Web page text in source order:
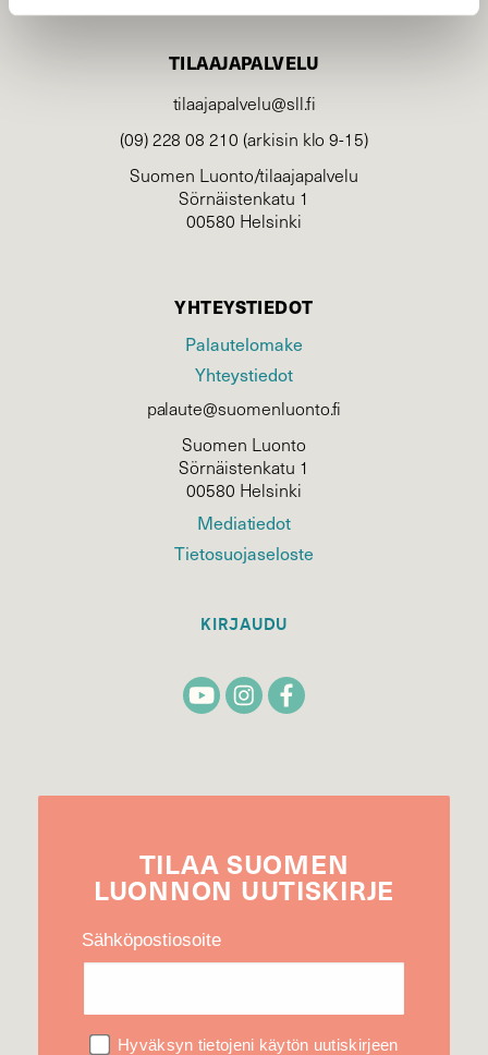
TILAAJAPALVELU
tilaajapalvelu@sll.fi
(09) 228 08 210 (arkisin klo 9-15)
Suomen Luonto/tilaajapalvelu
Sörnäistenkatu 1
00580 Helsinki
YHTEYSTIEDOT
Palautelomake
Yhteystiedot
palaute@suomenluonto.fi
Suomen Luonto
Sörnäistenkatu 1
00580 Helsinki
Mediatiedot
Tietosuojaseloste
KIRJAUDU
TILAA SUOMEN
LUONNON UUTIS­KIRJE
Sähköpostiosoite
Hyväksyn tietojeni käytön uutiskirjeen